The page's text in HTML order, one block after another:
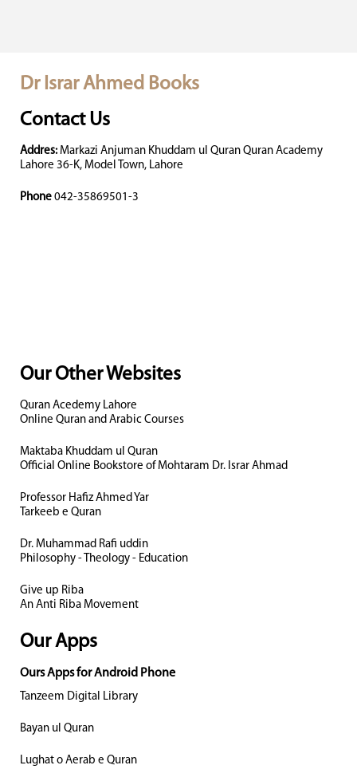
Dr Israr Ahmed Books
Contact Us
Addres: Markazi Anjuman Khuddam ul Quran Quran Academy
Lahore 36-K, Model Town, Lahore
Phone 042-35869501-3
Our Other Websites
Quran Acedemy Lahore
Online Quran and Arabic Courses
Maktaba Khuddam ul Quran
Official Online Bookstore of Mohtaram Dr. Israr Ahmad
Professor Hafiz Ahmed Yar
Tarkeeb e Quran
Dr. Muhammad Rafi uddin
Philosophy - Theology - Education
Give up Riba
An Anti Riba Movement
Our Apps
Ours Apps for Android Phone
Tanzeem Digital Library
Bayan ul Quran
Lughat o Aerab e Quran